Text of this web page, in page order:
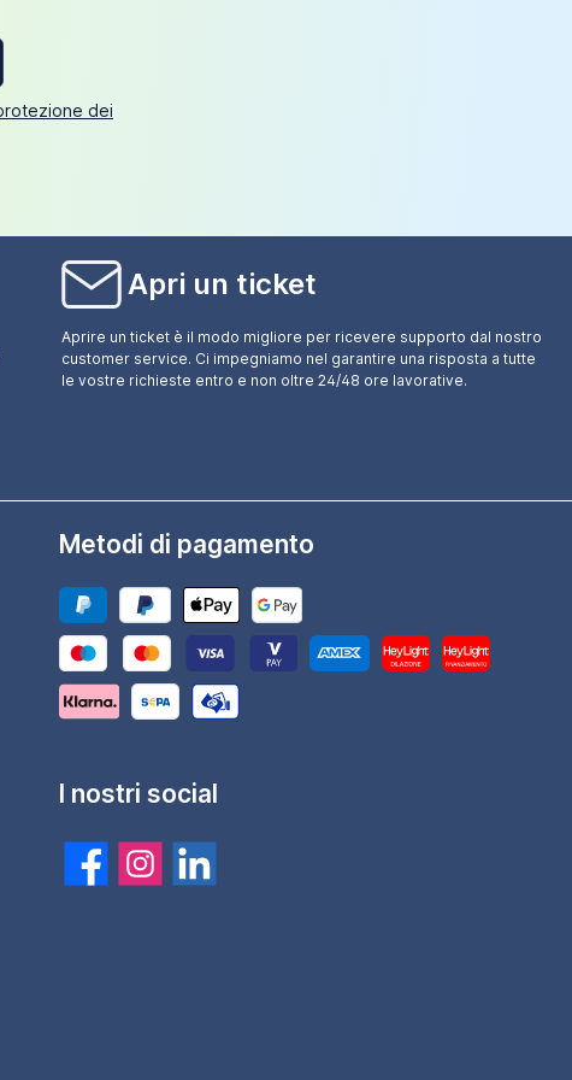
dei
Apri un ticket
Aprire un ticket è il modo migliore per ricevere supporto dal nostro
customer service. Ci impegniamo nel garantire una risposta a tutte
le vostre richieste entro e non oltre 24/48 ore lavorative.
Metodi di pagamento
I nostri social